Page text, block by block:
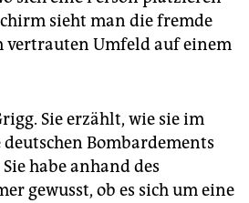
sieht man die fremde
vertrauten Umfeld auf einem
Sie erzählt, wie sie im
deutschen Bombardements
habe anhand des
gewusst, ob es sich um eine